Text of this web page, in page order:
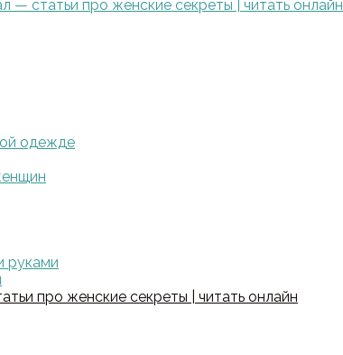
— статьи про женские секреты | читать онлайн
одежде
руками
про женские секреты | читать онлайн